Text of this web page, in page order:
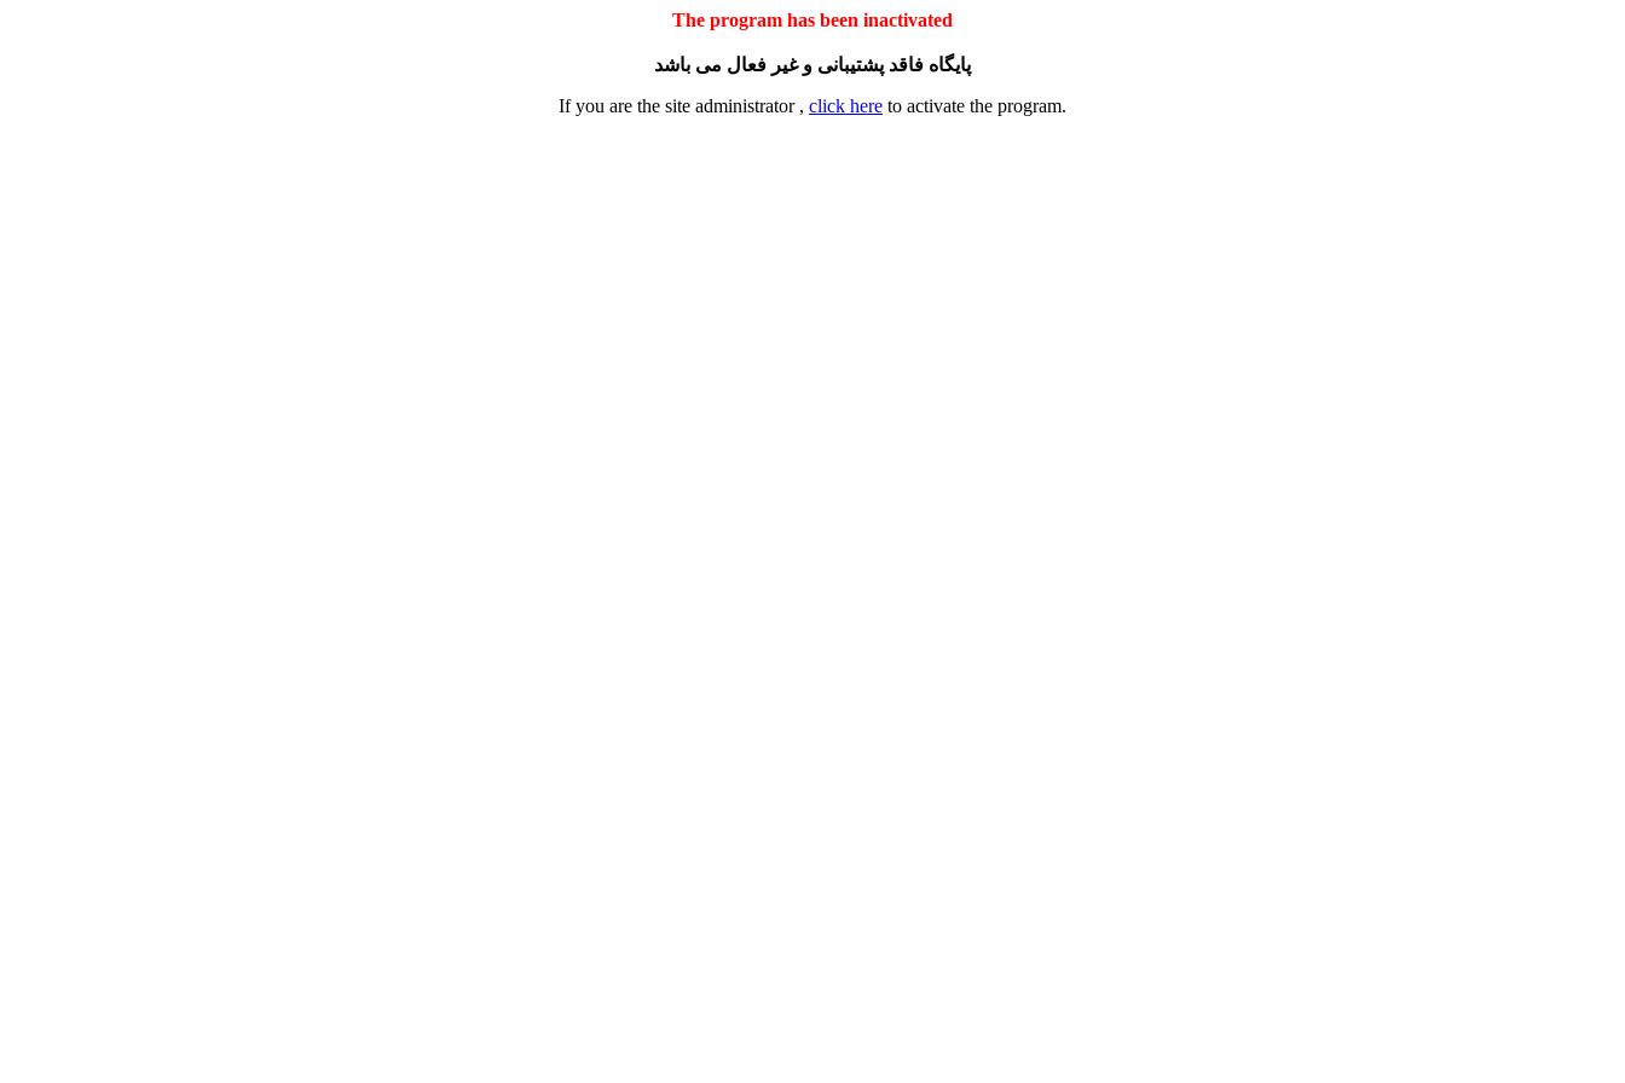
The program has been inactivated
پایگاه فاقد پشتیبانی و غیر فعال می باشد
If you are the site administrator , click here to activate the program.